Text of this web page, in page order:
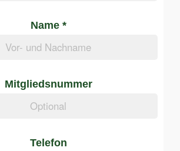
Name *
Mitgliedsnummer
Telefon